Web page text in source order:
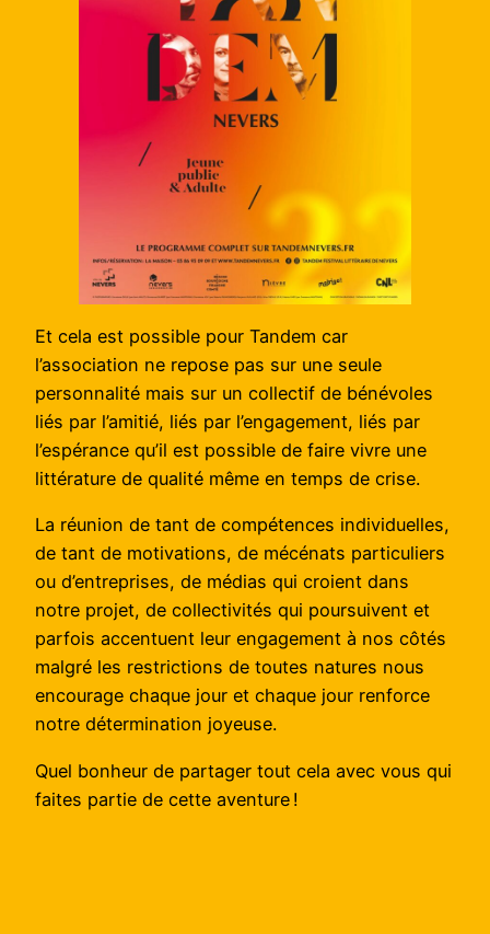
Et cela est possible pour Tandem car
l’association ne repose pas sur une seule
personnalité mais sur un collectif de bénévoles
liés par l’amitié, liés par l’engagement, liés par
l’espérance qu’il est possible de faire vivre une
littérature de qualité même en temps de crise.
La réunion de tant de compétences individuelles,
de tant de motivations, de mécénats particuliers
ou d’entreprises, de médias qui croient dans
notre projet, de collectivités qui poursuivent et
parfois accentuent leur engagement à nos côtés
malgré les restrictions de toutes natures nous
encourage chaque jour et chaque jour renforce
notre détermination joyeuse.
Quel bonheur de partager tout cela avec vous qui
faites partie de cette aventure !